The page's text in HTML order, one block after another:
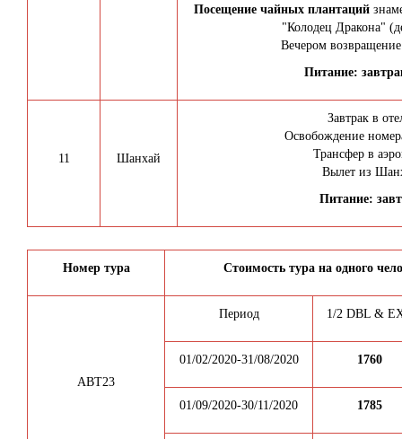
Посещение чайных плантаций
"Колодец Дракона"
Вечером
Питание:
11 Шанхай
Завтрак в
Освобождение
Трансфер в
Вылет из
Питание:
Номер тура Стоимость тура на одного
ABT23
Период 1/2 DBL &
01/02/2020-31/08/2020 1760
01/09/2020-30/11/2020 1785